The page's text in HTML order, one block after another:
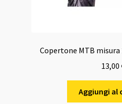
Copertone MTB misura
13,00
Aggiungi al